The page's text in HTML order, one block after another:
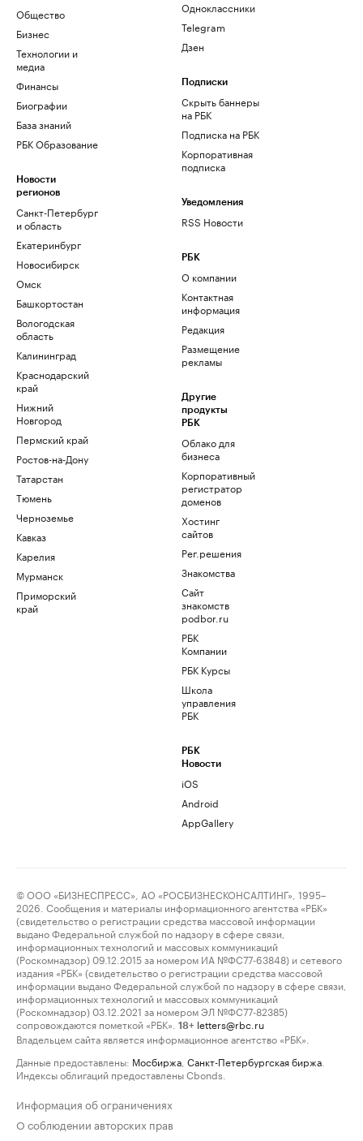
Общество
Бизнес
Технологии и
медиа
Финансы
Биографии
База знаний
РБК Образование
Новости
регионов
Санкт-Петербург
и область
Екатеринбург
Новосибирск
Омск
Башкортостан
Вологодская
область
Калининград
Краснодарский
край
Нижний
Новгород
Пермский край
Ростов-на-Дону
Татарстан
Тюмень
Черноземье
Кавказ
Карелия
Мурманск
Приморский
край
Одноклассники
Telegram
Дзен
Подписки
Скрыть баннеры
на РБК
Подписка на РБК
Корпоративная
подписка
Уведомления
RSS Новости
РБК
О компании
Контактная
информация
Редакция
Размещение
рекламы
Другие
продукты
РБК
Облако для
бизнеса
Корпоративный
регистратор
доменов
Хостинг
сайтов
Рег.решения
Знакомства
Сайт
знакомств
podbor.ru
РБК
Компании
РБК Курсы
Школа
управления
РБК
РБК
Новости
iOS
Android
AppGallery
© ООО «БИЗНЕСПРЕСС», АО «РОСБИЗНЕСКОНСАЛТИНГ», 1995–
2026. Сообщения и материалы информационного агентства «РБК»
(свидетельство о регистрации средства массовой информации
выдано Федеральной службой по надзору в сфере связи,
информационных технологий и массовых коммуникаций
(Роскомнадзор) 09.12.2015 за номером ИА №ФС77-63848) и сетевого
издания «РБК» (свидетельство о регистрации средства массовой
информации выдано Федеральной службой по надзору в сфере связи,
информационных технологий и массовых коммуникаций
(Роскомнадзор) 03.12.2021 за номером ЭЛ №ФС77-82385)
сопровождаются пометкой «РБК».
18+ letters@rbc.ru
Владельцем сайта является информационное агентство «РБК».
Данные предоставлены: Мосбиржа Санкт-Петербургская биржа
Индексы облигаций предоставлены Cbonds.
Информация об ограничениях
О соблюдении авторских прав